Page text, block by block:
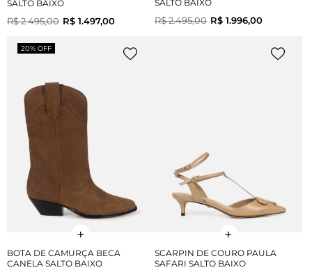
SALTO BAIXO
R$ 2.495,00 R$ 1.497,00
SALTO BAIXO
R$ 2.495,00 R$ 1.996,00
20% OFF
BOTA DE CAMURÇA BECA
CANELA SALTO BAIXO
SCARPIN DE COURO PAULA
SAFARI SALTO BAIXO